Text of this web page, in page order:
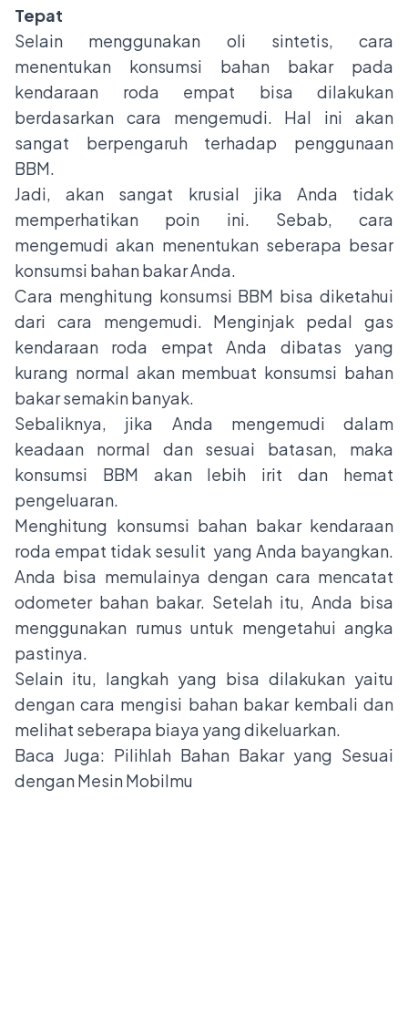
Tepat
Selain menggunakan oli sintetis, cara
menentukan konsumsi bahan bakar pada
kendaraan roda empat bisa dilakukan
berdasarkan cara mengemudi. Hal ini akan
sangat berpengaruh terhadap penggunaan
BBM.
Jadi, akan sangat krusial jika Anda tidak
memperhatikan poin ini. Sebab, cara
mengemudi akan menentukan seberapa besar
konsumsi bahan bakar Anda.
Cara menghitung konsumsi BBM bisa diketahui
dari cara mengemudi. Menginjak pedal gas
kendaraan roda empat Anda dibatas yang
kurang normal akan membuat konsumsi bahan
bakar semakin banyak.
Sebaliknya, jika Anda mengemudi dalam
keadaan normal dan sesuai batasan, maka
konsumsi BBM akan lebih irit dan hemat
pengeluaran.
Menghitung konsumsi bahan bakar kendaraan
roda empat tidak sesulit yang Anda bayangkan.
Anda bisa memulainya dengan cara mencatat
odometer bahan bakar. Setelah itu, Anda bisa
menggunakan rumus untuk mengetahui angka
pastinya.
Selain itu, langkah yang bisa dilakukan yaitu
dengan cara mengisi bahan bakar kembali dan
melihat seberapa biaya yang dikeluarkan.
Baca Juga: Pilihlah Bahan Bakar yang Sesuai
dengan Mesin Mobilmu